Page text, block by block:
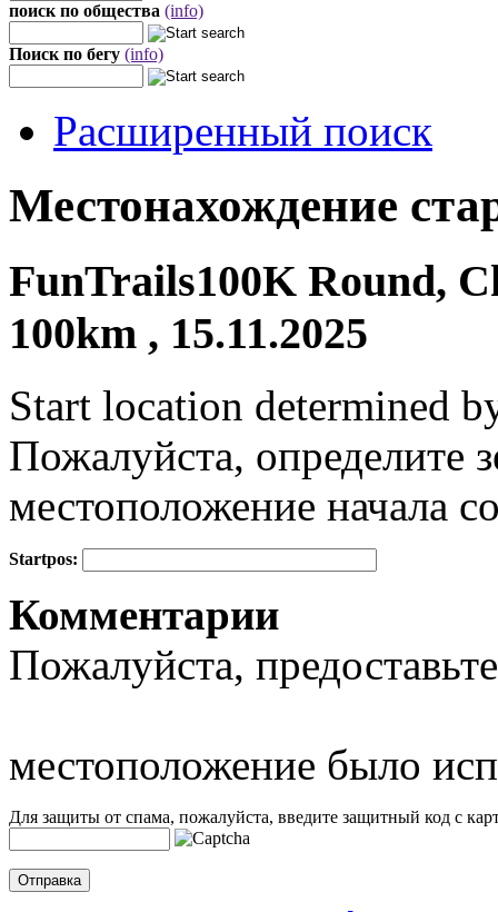
поиск по общества (info)
Поиск по бегу (info)
Расширенный поиск
Местонахождение
FunTrails100K Round,
100km , 15.11.2025
Start location determined
Пожалуйста, определите
местоположение начала
−
Startpos:
Комментарии
Пожалуйста,
местоположение было
Для защиты от спама, пожалуйста, введите защитный код с